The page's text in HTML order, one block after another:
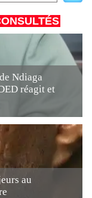
Ndiaga
réagit et
au